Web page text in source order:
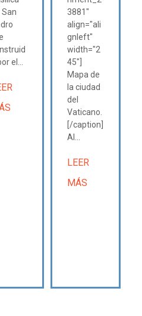
San
el...
3881"
align="ali
gnleft"
width="2
45"]
Mapa de
la ciudad
del
Vaticano.
[/caption]
Al...
LEER
MÁS